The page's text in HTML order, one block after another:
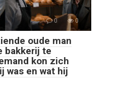
0 0
oude man
bakkerij te
kon zich
was en wat hij